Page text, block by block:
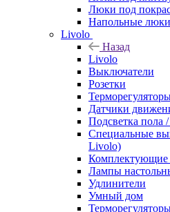
Люки под
Напольные люки
Livolo
Назад
Livolo
Выключатели
Розетки
Датчики
Подсветка пола
Специальные
Livolo)
Лампы
Удлинители
Умный дом